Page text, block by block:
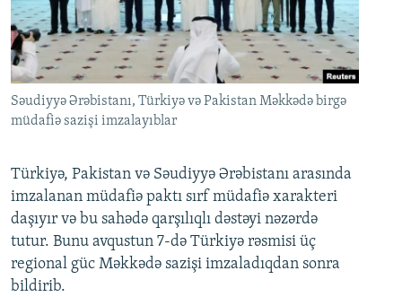
Səudiyyə Ərəbistanı, Türkiyə və Pakistan Məkkədə birgə
müdafiə sazişi imzalayıblar
Türkiyə, Pakistan və Səudiyyə Ərəbistanı arasında
imzalanan müdafiə paktı sırf müdafiə xarakteri
daşıyır və bu sahədə qarşılıqlı dəstəyi nəzərdə
tutur. Bunu avqustun 7-də Türkiyə rəsmisi üç
regional güc Məkkədə sazişi imzaladıqdan sonra
bildirib.